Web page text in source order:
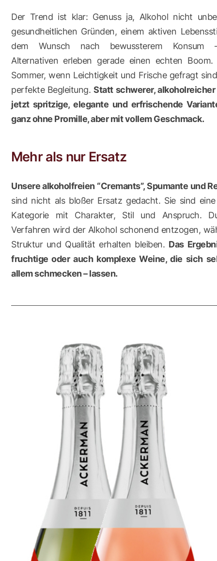
Der Trend ist klar: Genuss ja, Alkohol nicht
gesundheitlichen Gründen, einem aktiven
dem Wunsch nach bewussterem Konsum
Alternativen erleben gerade einen echten Boom.
Sommer, wenn Leichtigkeit und Frische gefragt
perfekte Begleitung.Statt schwerer,
jetzt spritzige, elegante und erfrischende
ganz ohne Promille, aber mit vollem Geschmack.
Mehr als nur Ersatz
Unsere alkoholfreien “Cremants”, Spumante und
sind nicht als bloßer Ersatz gedacht. Sie sind
Kategorie mit Charakter, Stil und Anspruch.
Verfahren wird der Alkohol schonend entzogen,
Struktur und Qualität erhalten bleiben. Das
fruchtige oder auch komplexe Weine, die sich
allem schmecken – lassen.